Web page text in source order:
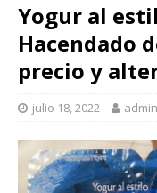
Yogur al
Hacendado
precio y
julio 18, 2022 admin